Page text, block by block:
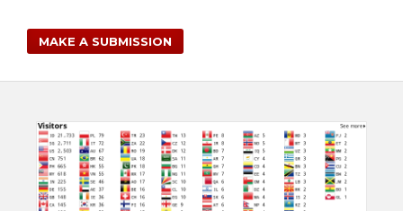
MAKE A SUBMISSION